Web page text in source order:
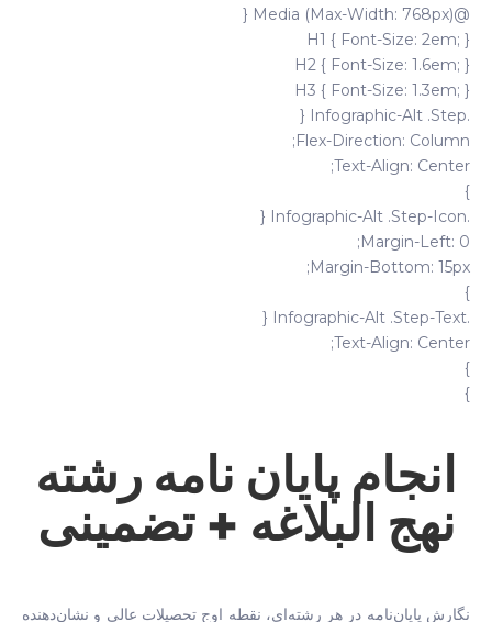
@media (max-Width: 768px) {
H1 { Font-Size: 2em; }
H2 { Font-Size: 1.6em; }
H3 { Font-Size: 1.3em; }
.infographic-Alt .step {
Flex-Direction: Column;
Text-Align: Center;
}
.infographic-Alt .step-Icon {
Margin-Left: 0;
Margin-Bottom: 15px;
}
.infographic-Alt .step-Text {
Text-Align: Center;
}
}
انجام پایان نامه رشته
نهج البلاغه + تضمینی
نگارش پایان‌نامه در هر رشته‌ای، نقطه اوج تحصیلات عالی و نشان‌دهنده